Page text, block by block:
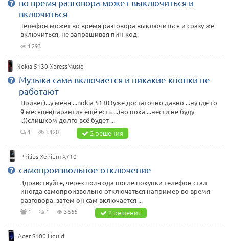
во время разговора может выключиться и
включиться
Телефон может во время разговора выключиться и сразу же
включиться, не запрашивая пин-код.
1 293
Nokia 5130 XpressMusic
Музыка сама включается и никакие кнопки не
работают
Привет)...у меня ...nokia 5130 !уже достаточно давно ...ну где то
9 месяцев)гарантия ещё есть ...)но пока ...нести не буду
..))слишком долго всё будет ...
1 3 120 2 решения
Philips Xenium X710
самопроизвольное отключение
Здравствуйте, через пол-года после покупки телефон стал
иногда самопроизвольно отключаться например во время
разговора. затем он сам включается ...
1 1 3 566 2 решения
Acer S100 Liquid